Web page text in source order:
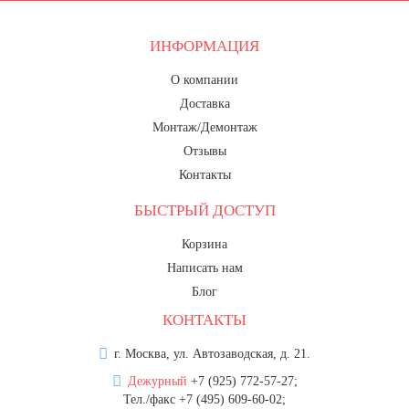
14 февраля, День Святого
1 марта, День Бабушек
ИНФОРМАЦИЯ
О компании
Доставка
Монтаж/Демонтаж
Отзывы
Контакты
БЫСТРЫЙ ДОСТУП
Корзина
Написать нам
Блог
КОНТАКТЫ
г. Москва, ул. Автозаводская, д. 21.
Дежурный +7 (925) 772-57-27;
Тел./факс +7 (495) 609-60-02;